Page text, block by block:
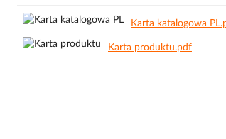
Karta katalogowa
Karta produktu.pdf